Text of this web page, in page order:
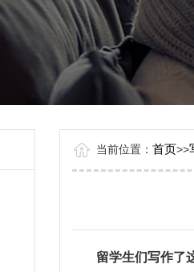
当前位置： 首页>>
留学生们写作了